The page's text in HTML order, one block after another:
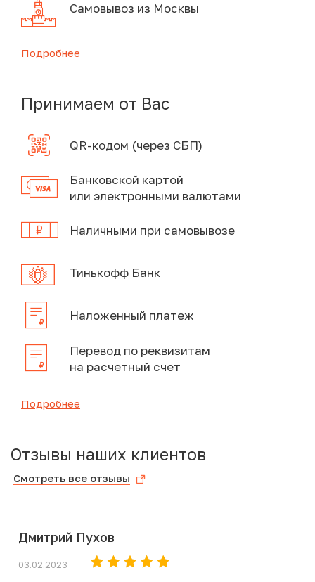
Самовывоз из Москвы
Подробнее
Принимаем от Вас
QR-кодом (через СБП)
Банковской картой
или электронными валютами
Наличными при самовывозе
Тинькофф Банк
Наложенный платеж
Перевод по реквизитам
на расчетный счет
Подробнее
Отзывы наших клиентов
Смотреть все отзывы
Дмитрий Пухов
03.02.2023